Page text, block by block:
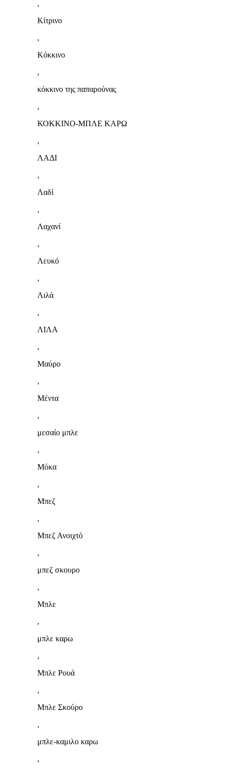
,
Κίτρινο
,
Κόκκινο
,
κόκκινο της παπαρούνας
,
ΚΟΚΚΙΝΟ-ΜΠΛΕ ΚΑΡΩ
,
ΛΑΔΙ
,
Λαδί
,
Λαχανί
,
Λευκό
,
Λιλά
,
ΛΙΛΑ
,
Μαύρο
,
Μέντα
,
μεσαίο μπλε
,
Μόκα
,
Μπεζ
,
Μπεζ Ανοιχτό
,
μπεζ σκουρο
,
Μπλε
,
μπλε καρω
,
Μπλε Ρουά
,
Μπλε Σκούρο
,
μπλε-καμιλο καρω
,